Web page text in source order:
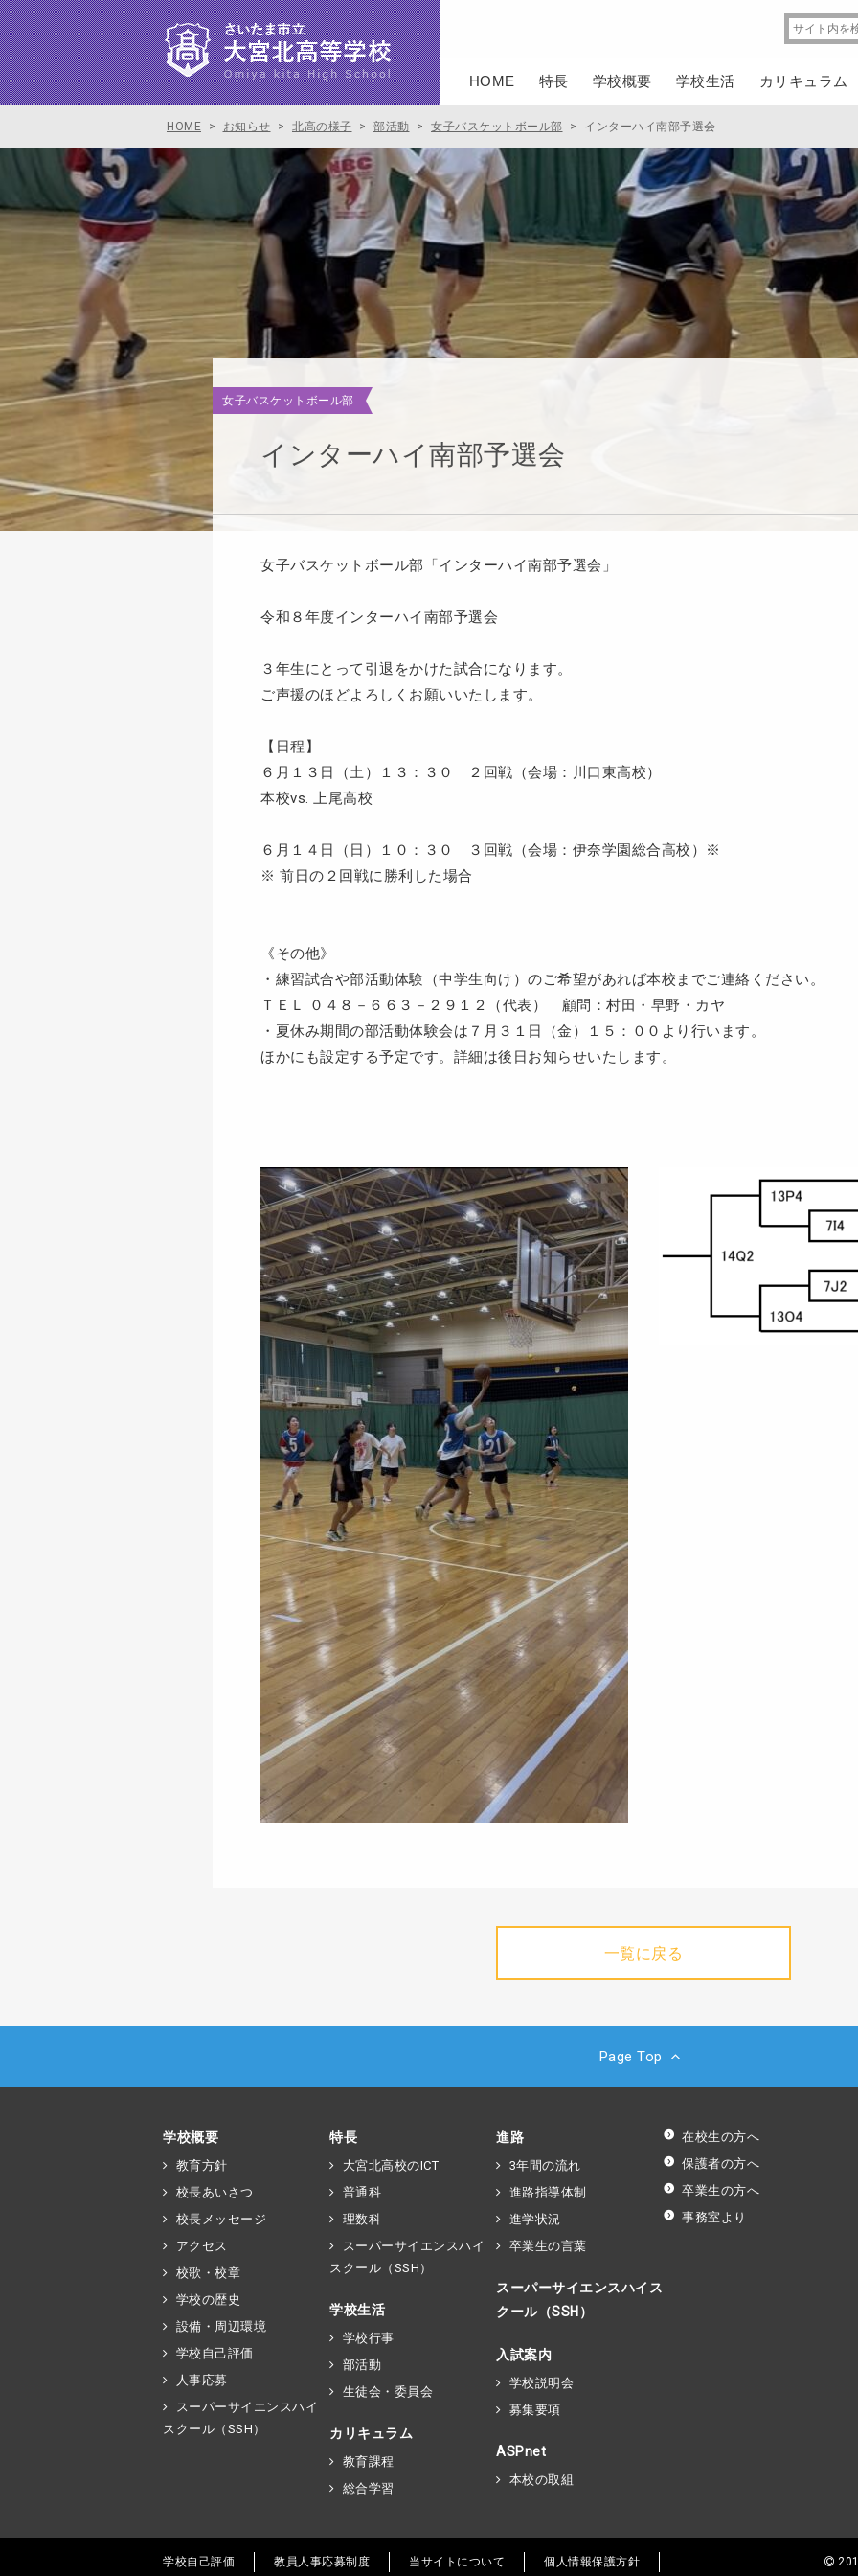
HOME 特長 学校概要 学校生活 カリキュラム
HOME > お知らせ > 北高の様子 > 部活動 > 女子バスケットボール部 > インターハイ南部予選会
女子バスケットボール部
インターハイ南部予選会
女子バスケットボール部「インターハイ南部予選会」
令和８年度インターハイ南部予選会
３年生にとって引退をかけた試合になります。
ご声援のほどよろしくお願いいたします。
【日程】
６月１３日（土）１３：３０ ２回戦（会場：川口東高校）
本校vs. 上尾高校
６月１４日（日）１０：３０ ３回戦（会場：伊奈学園総合高校）※
※ 前日の２回戦に勝利した場合
《その他》
・練習試合や部活動体験（中学生向け）のご希望があれば本校までご連絡ください。
ＴＥＬ ０４８－６６３－２９１２（代表） 顧問：村田・早野・カヤ
・夏休み期間の部活動体験会は７月３１日（金）１５：００より行います。
ほかにも設定する予定です。詳細は後日お知らせいたします。
一覧に戻る
Page Top
学校概要
教育方針
校長あいさつ
校長メッセージ
アクセス
校歌・校章
学校の歴史
設備・周辺環境
学校自己評価
人事応募
スーパーサイエンスハイ
スクール（SSH）
特長
大宮北高校のICT
普通科
理数科
スーパーサイエンスハイ
スクール（SSH）
学校生活
学校行事
部活動
生徒会・委員会
カリキュラム
教育課程
総合学習
進路
3年間の流れ
進路指導体制
進学状況
卒業生の言葉
スーパーサイエンスハイス
クール（SSH）
入試案内
学校説明会
募集要項
ASPnet
本校の取組
在校生の方へ
保護者の方へ
卒業生の方へ
事務室より
学校自己評価 教員人事応募制度 当サイトについて 個人情報保護方針